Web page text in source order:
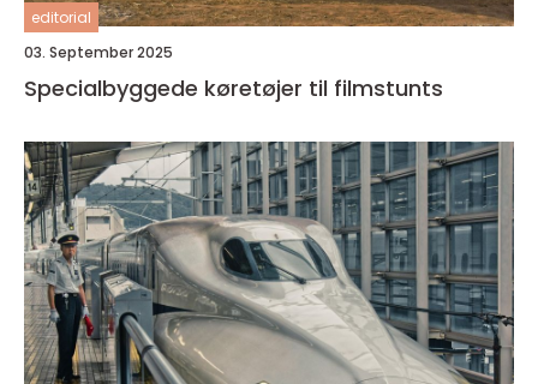
editorial
03. September 2025
Specialbyggede køretøjer til filmstunts